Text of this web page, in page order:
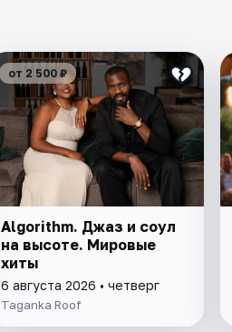
от 2 500 ₽
Algorithm. Джаз и соул
на высоте. Мировые
хиты
6 августа 2026 • четверг
Taganka Roof